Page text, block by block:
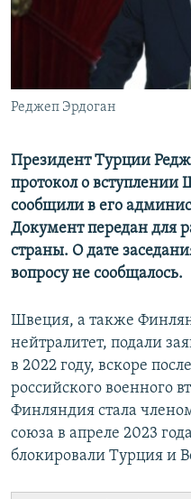
ПОБЕДИТЕЛЕЙ НЕ СУДЯТ?
КРЫМ.НЕПОКОРЕННЫЙ
УКРАИНСКАЯ ПРОБЛЕМА
ПРИСОЕДИНЯЙТЕСЬ!
Реджеп Эрдоган
Президент Турции
протокол о
сообщили в его
Документ передан для
страны. О дате
вопросу не сообщалось.
Швеция, а также
нейтралитет, подали
в 2022 году, вскоре
российского военного
Финляндия стала
союза в апреле 2023
блокировали Турция и